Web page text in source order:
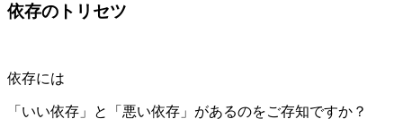
依存のトリセツ
依存には
「いい依存」と「悪い依存」があるのをご存知ですか？